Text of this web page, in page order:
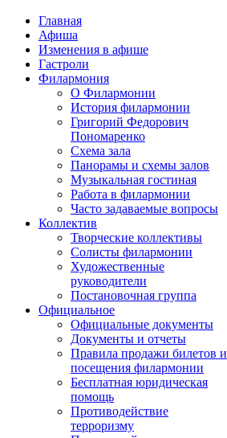
Главная
Афиша
Изменения в афише
Гастроли
Филармония
О Филармонии
История филармонии
Григорий Федорович
Пономаренко
Схема зала
Панорамы и схемы залов
Музыкальная гостиная
Работа в филармонии
Часто задаваемые вопросы
Коллектив
Творческие коллективы
Солисты филармонии
Художественные
руководители
Постановочная группа
Официальное
Официальные документы
Документы и отчеты
Правила продажи билетов и
посещения филармонии
Бесплатная юридическая
помощь
Противодействие
терроризму